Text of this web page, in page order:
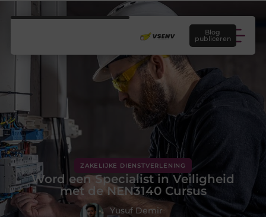
Blog
publiceren
ZAKELIJKE DIENSTVERLENING
Word een Specialist in Veiligheid
met de NEN3140 Cursus
Yusuf Demir